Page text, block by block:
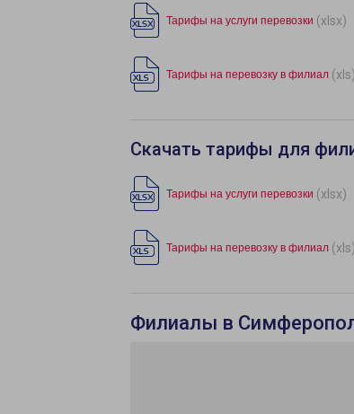
Тарифы на услуги перевозки (xlsx)
Тарифы на перевозку в филиал (xls)
Скачать тарифы для
Тарифы на услуги перевозки (xlsx)
Тарифы на перевозку в филиал (xls)
Филиалы в